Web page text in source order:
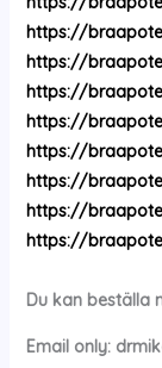
https://
https://
https://
https://
https://
https://
https://
https://
Du kan beställa
Email only: